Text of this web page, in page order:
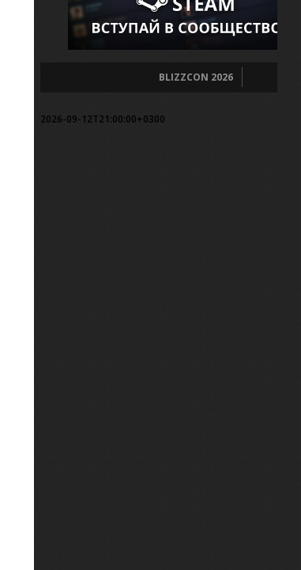
BLIZZCON 2026
2026-09-12T21:00:00+0300